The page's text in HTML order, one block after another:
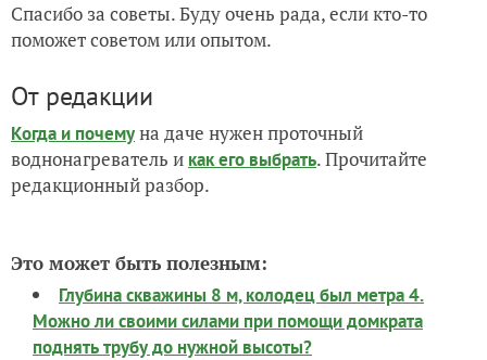
Спасибо за советы. Буду очень рада, если кто-то
поможет советом или опытом.
От редакции
Когда и почемуна даче нужен проточный
воднонагреватель и как его выбрать. Прочитайте
редакционный разбор.
Это может быть полезным:
Глубина скважины 8 м, колодец был метра 4.
Можно ли своими силами при помощи домкрата
поднять трубу до нужной высоты?